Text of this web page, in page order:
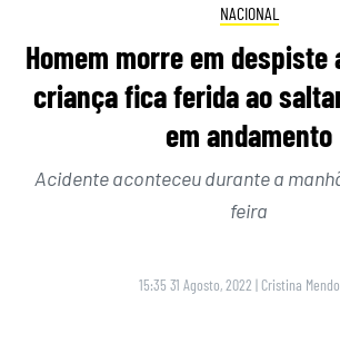
NACIONAL
Homem morre em despiste
criança fica ferida ao
em andamento
Acidente aconteceu durante a
feira
15:35 31 Agosto, 2022 | Cristina